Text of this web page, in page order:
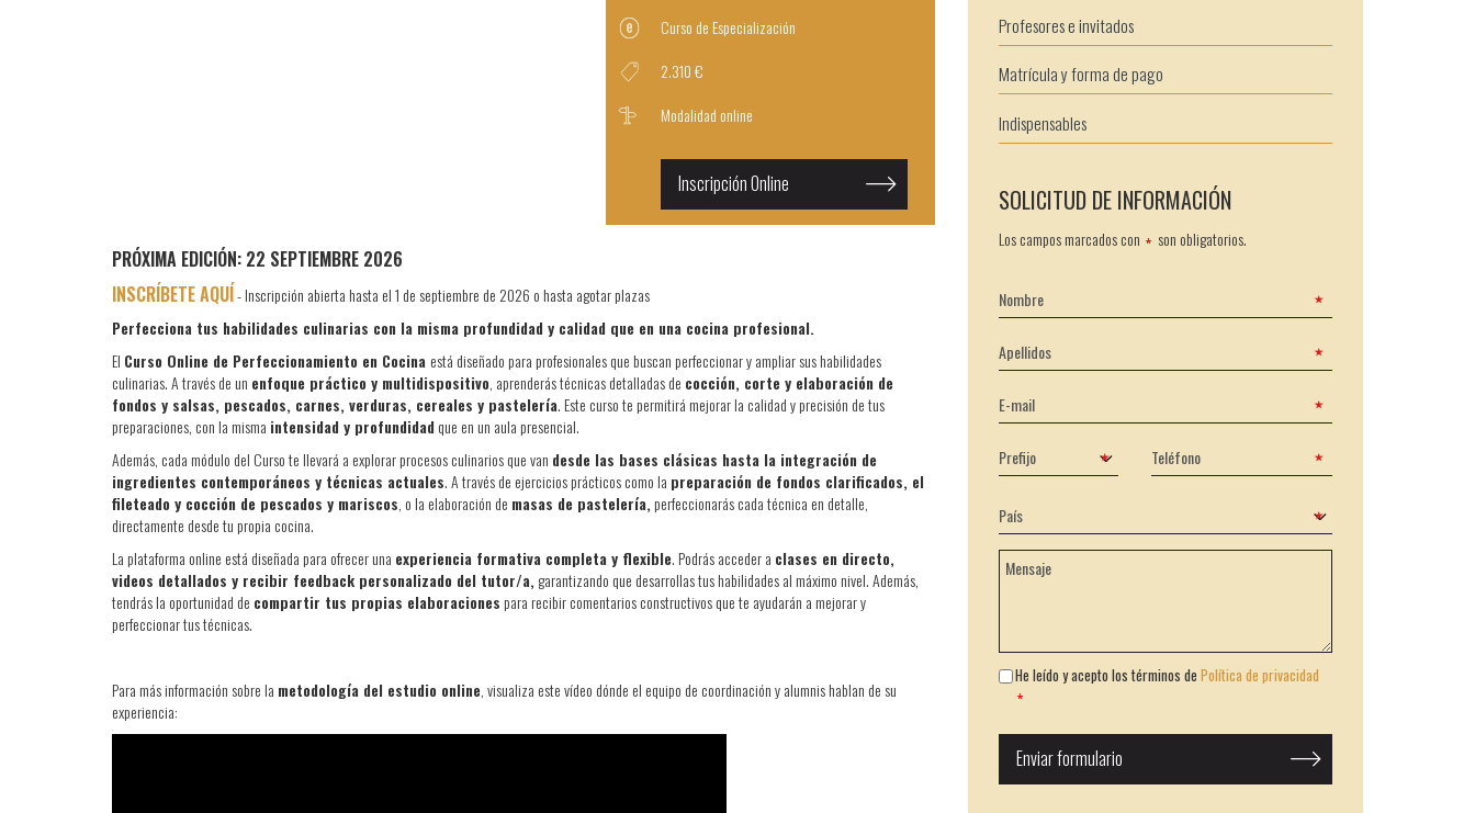
Curso de Especialización
2.310 €
Modalidad online
Inscripción Online
PRÓXIMA EDICIÓN: 22 SEPTIEMBRE 2026
INSCRÍBETE AQUÍ- Inscripción abierta hasta el 1 de septiembre de 2026 o hasta agotar plazas
Perfecciona tus habilidades culinarias con la misma profundidad y calidad que en una cocina profesional.
El Curso Online de Perfeccionamiento en Cocina está diseñado para profesionales que buscan perfeccionar y ampliar sus habilidades
culinarias. A través de un enfoque práctico y multidispositivo, aprenderás técnicas detalladas de cocción, corte y elaboración de
fondos y salsas, pescados, carnes, verduras, cereales y pastelería. Este curso te permitirá mejorar la calidad y precisión de tus
preparaciones, con la misma intensidad y profundidad que en un aula presencial.
Además, cada módulo del Curso te llevará a explorar procesos culinarios que van desde las bases clásicas hasta la integración de
ingredientes contemporáneos y técnicas actuales. A través de ejercicios prácticos como la preparación de fondos clarificados, el
fileteado y cocción de pescados y mariscos, o la elaboración de masas de pastelería, perfeccionarás cada técnica en detalle,
directamente desde tu propia cocina.
La plataforma online está diseñada para ofrecer una experiencia formativa completa y flexible. Podrás acceder a clases en directo,
videos detallados y recibir feedback personalizado del tutor/a, garantizando que desarrollas tus habilidades al máximo nivel. Además,
tendrás la oportunidad de compartir tus propias elaboraciones para recibir comentarios constructivos que te ayudarán a mejorar y
perfeccionar tus técnicas.
Para más información sobre la metodología del estudio online, visualiza este vídeo dónde el equipo de coordinación y alumnis hablan de su
experiencia:
Profesores e invitados
Matrícula y forma de pago
Indispensables
SOLICITUD DE INFORMACIÓN
Los campos marcados con son obligatorios.
He leído y acepto los términos de Política de privacidad